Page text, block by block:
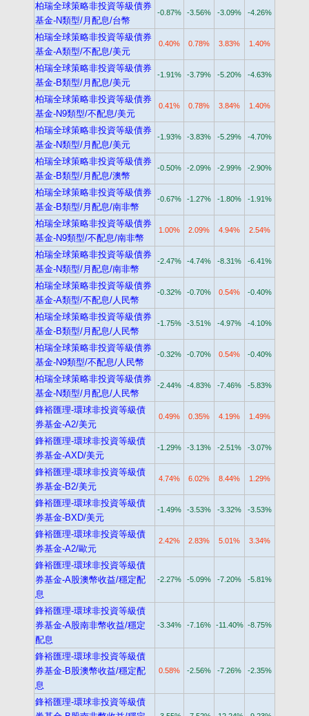
柏瑞全球策略非投資等級債券
基金-N類型/月配息/台幣
-0.87% -3.56% -3.09% -4.26%
柏瑞全球策略非投資等級債券
基金-A類型/不配息/美元
0.40% 0.78% 3.83% 1.40%
柏瑞全球策略非投資等級債券
基金-B類型/月配息/美元
-1.91% -3.79% -5.20% -4.63%
柏瑞全球策略非投資等級債券
基金-N9類型/不配息/美元
0.41% 0.78% 3.84% 1.40%
柏瑞全球策略非投資等級債券
基金-N類型/月配息/美元
-1.93% -3.83% -5.29% -4.70%
柏瑞全球策略非投資等級債券
基金-B類型/月配息/澳幣
-0.50% -2.09% -2.99% -2.90%
柏瑞全球策略非投資等級債券
基金-B類型/月配息/南非幣
-0.67% -1.27% -1.80% -1.91%
柏瑞全球策略非投資等級債券
基金-N9類型/不配息/南非幣
1.00% 2.09% 4.94% 2.54%
柏瑞全球策略非投資等級債券
基金-N類型/月配息/南非幣
-2.47% -4.74% -8.31% -6.41%
柏瑞全球策略非投資等級債券
基金-A類型/不配息/人民幣
-0.32% -0.70% 0.54% -0.40%
柏瑞全球策略非投資等級債券
基金-B類型/月配息/人民幣
-1.75% -3.51% -4.97% -4.10%
柏瑞全球策略非投資等級債券
基金-N9類型/不配息/人民幣
-0.32% -0.70% 0.54% -0.40%
柏瑞全球策略非投資等級債券
基金-N類型/月配息/人民幣
-2.44% -4.83% -7.46% -5.83%
鋒裕匯理-環球非投資等級債
券基金-A2/美元
0.49% 0.35% 4.19% 1.49%
鋒裕匯理-環球非投資等級債
券基金-AXD/美元
-1.29% -3.13% -2.51% -3.07%
鋒裕匯理-環球非投資等級債
券基金-B2/美元
4.74% 6.02% 8.44% 1.29%
鋒裕匯理-環球非投資等級債
券基金-BXD/美元
-1.49% -3.53% -3.32% -3.53%
鋒裕匯理-環球非投資等級債
券基金-A2/歐元
2.42% 2.83% 5.01% 3.34%
鋒裕匯理-環球非投資等級債
券基金-A股澳幣收益/穩定配
息
-2.27% -5.09% -7.20% -5.81%
鋒裕匯理-環球非投資等級債
券基金-A股南非幣收益/穩定
配息
-3.34% -7.16% -11.40% -8.75%
鋒裕匯理-環球非投資等級債
券基金-B股澳幣收益/穩定配
息
0.58% -2.56% -7.26% -2.35%
鋒裕匯理-環球非投資等級債